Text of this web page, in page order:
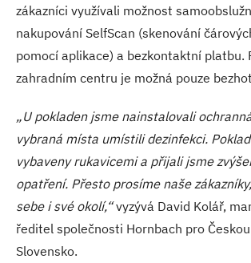
zákazníci využívali možnost
nakupování SelfScan (skenování
pomocí aplikace) a bezkontaktní platbu.
zahradním centru je možná pouze
„U pokladen jsme nainstalovali
vybraná místa umístili dezinfekci.
vybaveny rukavicemi a přijali jsme
opatření. Přesto prosíme naše
sebe i své okolí,“vyzývá David Kolář,
ředitel společnosti Hornbach pro
Slovensko.